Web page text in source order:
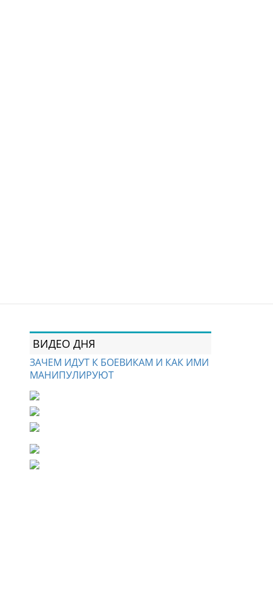
ВИДЕО ДНЯ
ЗАЧЕМ ИДУТ К БОЕВИКАМ И КАК ИМИ
МАНИПУЛИРУЮТ